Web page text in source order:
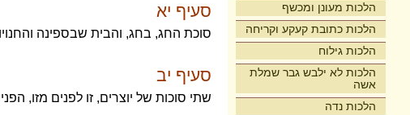
הלכות מעונן ומכשף
הלכות כתובת קעקע וקריחה
הלכות גילוח
הלכות לא ילבש גבר שמלת
אשה
הלכות נדה
סעיף יא
סוכת החג, בחג, והבית שבספינה
סעיף יב
שתי סוכות של יוצרים, זו לפנים מזו,